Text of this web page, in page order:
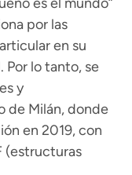
por las
en su
Por lo tanto, se
y
de Milán, donde
en 2019, con
(estructuras